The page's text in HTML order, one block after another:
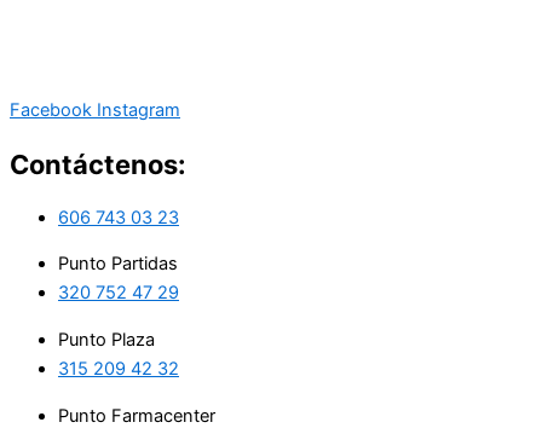
Facebook Instagram
Contáctenos:
606 743 03 23
Punto Partidas
320 752 47 29
Punto Plaza
315 209 42 32
Punto Farmacenter